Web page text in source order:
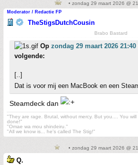
• zondag 29 maart 2026 @
Moderator / Redactie FP
TheStigsDutchCousin
Brabo Bastard
Op zondag 29 maart 2026 21:40
volgende:
[..]
Dat is voor mij een MacBook en een
Steamdeck dan
"They are rage. Brutal, without mercy. But you.... You
done!"
"Omae wa mou shindeiru."
"All we know is... he's called The Stig!"
• zondag 29 maart 2026 @
Q.